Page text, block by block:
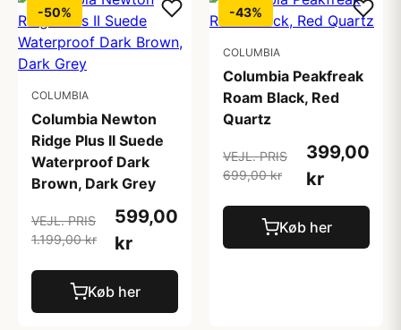
-50%
COLUMBIA
Columbia Newton
Ridge Plus II Suede
Waterproof Dark
Brown, Dark Grey
VEJL. PRIS
1.199,00 kr
599,00
kr
Køb her
-43%
COLUMBIA
Columbia Peakfreak
Roam Black, Red
Quartz
VEJL. PRIS
699,00 kr
399,00
kr
Køb her